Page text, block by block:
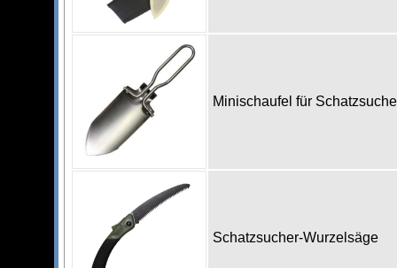
Minischaufel für
Schatzsucher-Wurzelsäge